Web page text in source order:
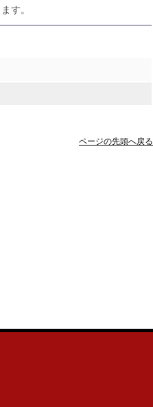
す。
ページの先頭へ戻る